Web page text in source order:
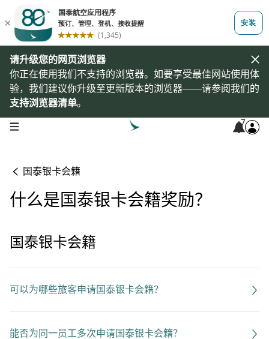
请升级您的网页浏览器
你正在使用我们不支持的浏览器。如要享受最佳网站使用体
验，我们建议你升级至更新版本的浏览器——请参阅我们的
支持浏览器清单。
open navigation menu 7
国泰银卡会籍
什么是国泰银卡会籍奖励？
国泰银卡会籍
可以为哪些旅客申请国泰银卡会籍？
能否为同一员工多次申请国泰银卡会籍？